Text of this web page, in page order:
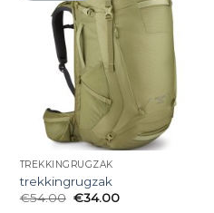
TREKKINGRUGZAK
trekkingrugzak
€54.00 €34.00